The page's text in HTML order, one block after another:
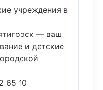
учреждения в
— ваш
и детские
65 10